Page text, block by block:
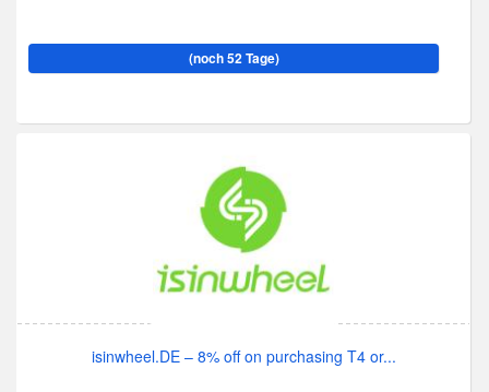
(noch 52 Tage)
isinwheel.DE – 8% off on purchasing T4 or...